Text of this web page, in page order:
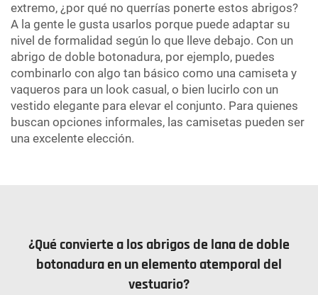
extremo, ¿por qué no querrías ponerte estos abrigos?
A la gente le gusta usarlos porque puede adaptar su
nivel de formalidad según lo que lleve debajo. Con un
abrigo de doble botonadura, por ejemplo, puedes
combinarlo con algo tan básico como una camiseta y
vaqueros para un look casual, o bien lucirlo con un
vestido elegante para elevar el conjunto. Para quienes
buscan opciones informales, las camisetas pueden ser
una excelente elección.
¿Qué convierte a los abrigos de lana de doble
botonadura en un elemento atemporal del
vestuario?